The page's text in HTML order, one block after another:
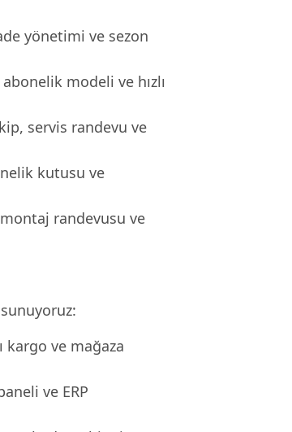
yönetimi ve sezon
modeli ve hızlı
servis randevu ve
kutusu ve
randevusu ve
kargo ve mağaza
ve ERP